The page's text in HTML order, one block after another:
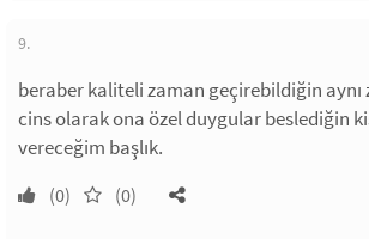
9.
beraber kaliteli zaman geçirebildiğin aynı
cins olarak ona özel duygular beslediğin
vereceğim başlık.
(0) (0)